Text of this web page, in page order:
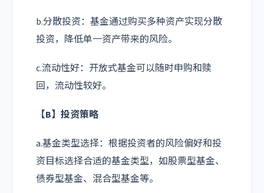
b.分散投资：基金通过购买多种资产实现分散
投资，降低单一资产带来的风险。
c.流动性好：开放式基金可以随时申购和赎
回，流动性较好。
【B】投资策略
a.基金类型选择：根据投资者的风险偏好和投
资目标选择合适的基金类型，如股票型基金、
债券型基金、混合型基金等。